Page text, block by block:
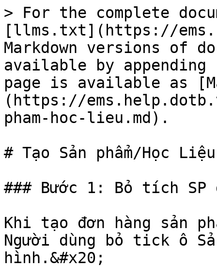
> For the complete
[llms.txt](https://
Markdown versions of
available by
page is available as
(https://
pham-hoc-lieu.md).
# Tạo Sản phẩm/Học Liệu
### Bước 1: Bỏ tích SP
Khi tạo đơn hàng sản
Người dùng bỏ tick ô
hình.&#x20;